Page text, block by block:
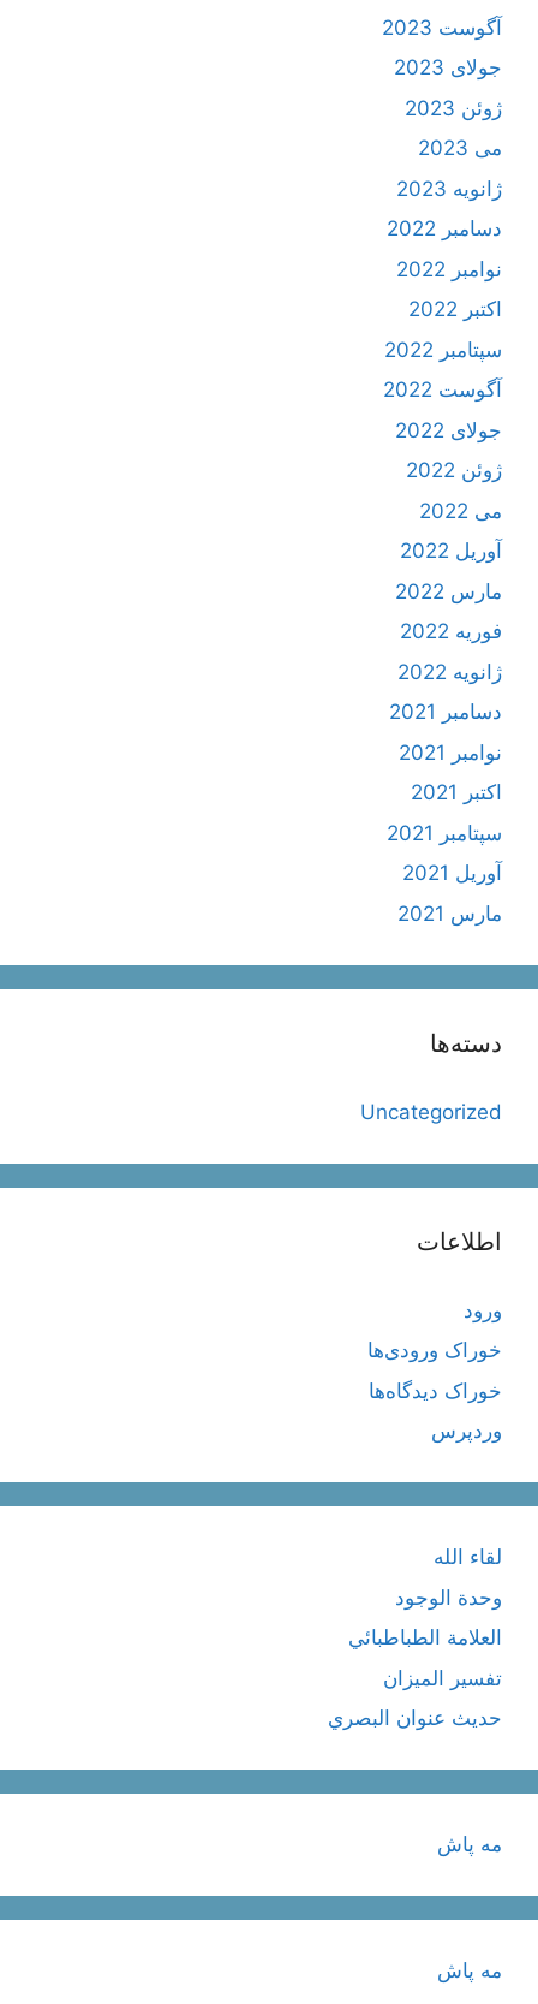
آگوست 2023
جولای 2023
ژوئن 2023
می 2023
ژانویه 2023
دسامبر 2022
نوامبر 2022
اکتبر 2022
سپتامبر 2022
آگوست 2022
جولای 2022
ژوئن 2022
می 2022
آوریل 2022
مارس 2022
فوریه 2022
ژانویه 2022
دسامبر 2021
نوامبر 2021
اکتبر 2021
سپتامبر 2021
آوریل 2021
مارس 2021
دسته‌ها
Uncategorized
اطلاعات
ورود
خوراک ورودی‌ها
خوراک دیدگاه‌ها
وردپرس
لقاء الله
وحدة الوجود
العلامة الطباطبائي
تفسير الميزان
حديث عنوان البصري
مه پاش
مه پاش